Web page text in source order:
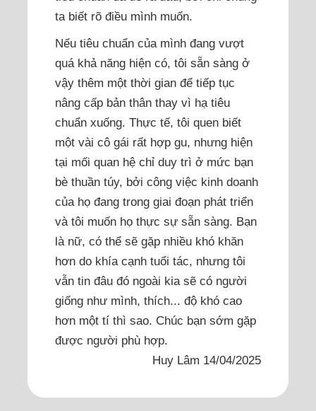
ta biết rõ điều mình muốn.
Nếu tiêu chuẩn của mình đang vượt
quá khả năng hiện có, tôi sẵn sàng ở
vậy thêm một thời gian để tiếp tục
nâng cấp bản thân thay vì hạ tiêu
chuẩn xuống. Thực tế, tôi quen biết
một vài cô gái rất hợp gu, nhưng hiện
tại mối quan hệ chỉ duy trì ở mức bạn
bè thuần túy, bởi công việc kinh doanh
của họ đang trong giai đoạn phát triển
và tôi muốn họ thực sự sẵn sàng. Bạn
là nữ, có thể sẽ gặp nhiều khó khăn
hơn do khía cạnh tuổi tác, nhưng tôi
vẫn tin đâu đó ngoài kia sẽ có người
giống như mình, thích... độ khó cao
hơn một tí thì sao. Chúc bạn sớm gặp
được người phù hợp.
Huy Lâm 14/04/2025